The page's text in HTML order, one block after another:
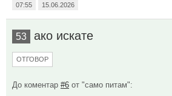
07:55 15.06.2026
53 ако искате
ОТГОВОР
До коментар #6 от "само питам":